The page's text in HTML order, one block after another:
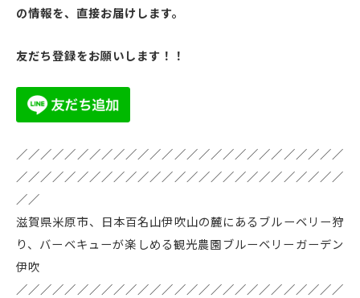
の情報を、直接お届けします。
友だち登録をお願いします！！
／／／／／／／／／／／／／／／／／／／／／／／／／／／
／／／／／／／／／／／／／／／／／／／／／／／／／／／
／／
滋賀県米原市、日本百名山伊吹山の麓にあるブルーベリー狩
り、バーベキューが楽しめる観光農園ブルーベリーガーデン
伊吹
／／／／／／／／／／／／／／／／／／／／／／／／／／／